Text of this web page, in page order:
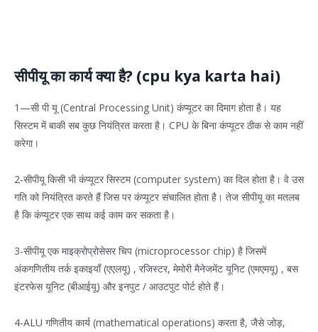
सीपीयू का कार्य क्या है? (cpu kya karta hai)
1—सी पी यू (Central Processing Unit) कंप्यूटर का दिमाग होता है। यह
सिस्टम में बाकी सब कुछ नियंत्रित करता है। CPU के बिना कंप्यूटर ठीक से काम नहीं
करेगा।
2-सीपीयू किसी भी कंप्यूटर सिस्टम (computer system) का दिल होता है। वे उस
गति को नियंत्रित करते हैं जिस पर कंप्यूटर संचालित होता है। तेज सीपीयू का मतलब
है कि कंप्यूटर एक साथ कई काम कर सकता है।
3-सीपीयू एक माइक्रोप्रोसेसर चिप (microprocessor chip) है जिसमें
अंकगणितीय तर्क इकाइयाँ (एएलयू) , रजिस्टर, मेमोरी मैनेजमेंट यूनिट (एमएमयू) , बस
इंटरफेस यूनिट (बीआईयू) और इनपुट / आउटपुट पोर्ट होते हैं।
4-ALU गणितीय कार्य (mathematical operations) करता है, जैसे जोड़,